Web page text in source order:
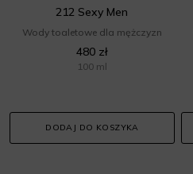
212 Sexy Men
Wody toaletowe dla mężczyzn
480 zł
100 ml
DODAJ DO KOSZYKA